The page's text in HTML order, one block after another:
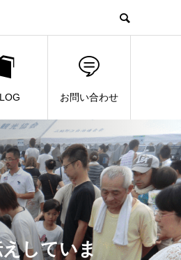
お問い合わせ
していま